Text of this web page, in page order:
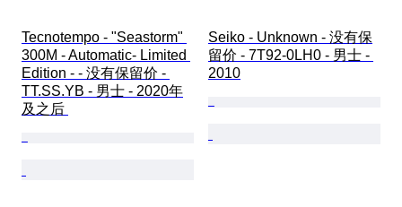
Tecnotempo - "Seastorm"
300M - Automatic- Limited
Edition - - 没有保留价 -
TT.SS.YB - 男士 - 2020年
及之后
Seiko - Unknown - 没有保
留价 - 7T92-0LH0 - 男士 -
2010